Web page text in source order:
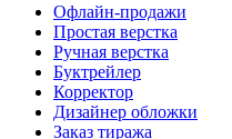
Офлайн-продажи
Простая верстка
Ручная верстка
Буктрейлер
Корректор
Дизайнер обложки
Заказ тиража